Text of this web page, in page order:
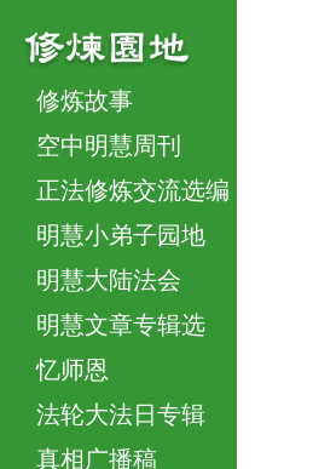
修炼故事
空中明慧周刊
正法修炼交流选编
明慧小弟子园地
明慧大陆法会
明慧文章专辑选
忆师恩
法轮大法日专辑
真相广播稿